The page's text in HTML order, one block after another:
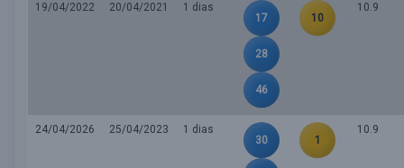
19/04/2022 20/04/2021
1 dias
17
28
46
10
10.9
24/04/2026 25/04/2023
1 dias
30
1
10.9